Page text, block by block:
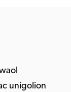
unigolion